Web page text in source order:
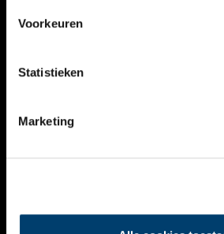
Voorkeuren
Statistieken
Marketing
KALENDER
THEMA’S
VIDEO’S
CONTACT